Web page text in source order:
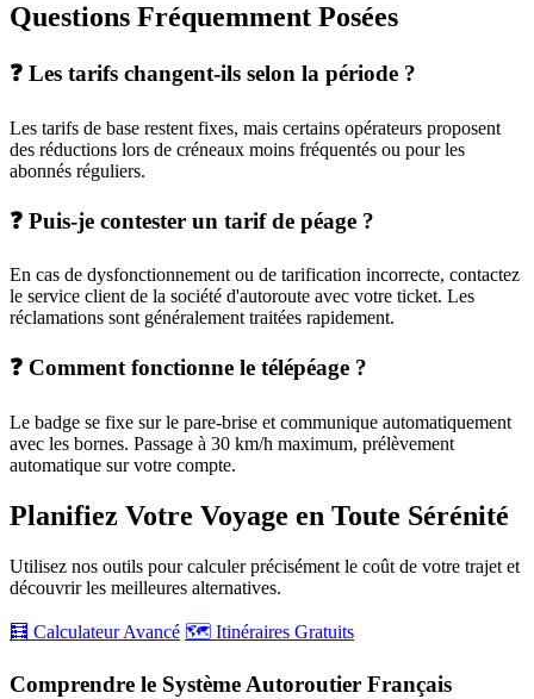
Questions Fréquemment Posées
❓ Les tarifs changent-ils selon la période ?
Les tarifs de base restent fixes, mais certains opérateurs proposent
des réductions lors de créneaux moins fréquentés ou pour les
abonnés réguliers.
❓ Puis-je contester un tarif de péage ?
En cas de dysfonctionnement ou de tarification incorrecte, contactez
le service client de la société d'autoroute avec votre ticket. Les
réclamations sont généralement traitées rapidement.
❓ Comment fonctionne le télépéage ?
Le badge se fixe sur le pare-brise et communique automatiquement
avec les bornes. Passage à 30 km/h maximum, prélèvement
automatique sur votre compte.
Planifiez Votre Voyage en Toute Sérénité
Utilisez nos outils pour calculer précisément le coût de votre trajet et
découvrir les meilleures alternatives.
🧮 Calculateur Avancé 🗺️ Itinéraires Gratuits
Comprendre le Système Autoroutier Français